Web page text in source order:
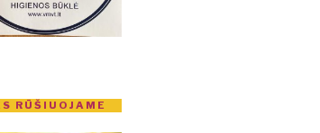
RŪŠIUOJAME